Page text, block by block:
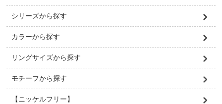
シリーズから探す
カラーから探す
リングサイズから探す
モチーフから探す
【ニッケルフリー】